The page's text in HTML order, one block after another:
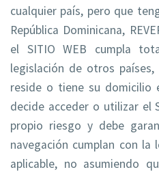
cualquier país, pero que
República Dominicana,
el SITIO WEB cumpla
legislación de otros
reside o tiene su domicilio
decide acceder o utilizar el
propio riesgo y debe
navegación cumplan con la
aplicable, no asumiendo